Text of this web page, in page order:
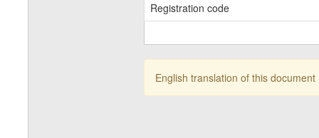
Registration code
English translation of this document